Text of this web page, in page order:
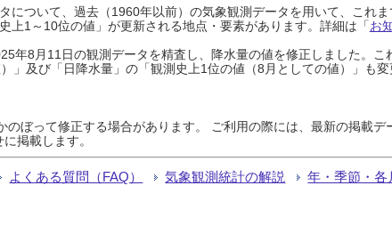
について、過去（1960年以前）の気象観測データを用いて、これ
上1～10位の値」が更新される地点・要素があります。詳細は「お
年8月11日の観測データを精査し、降水量の値を修正しました。
」及び「日降水量」の「観測史上1位の値（8月としての値）」も
ぼって修正する場合があります。 ご利用の際には、最新の掲載デ
掲載します。
よくある質問（FAQ） 気象観測統計の解説 年・季節・各